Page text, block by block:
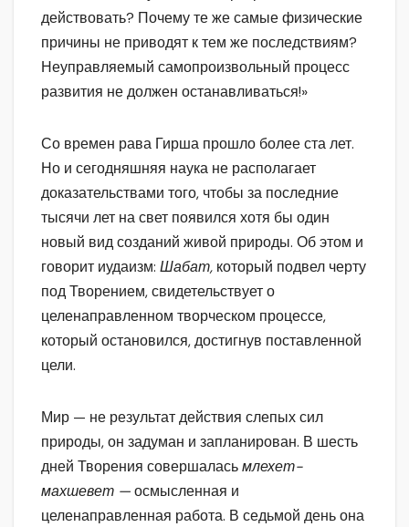
действовать? Почему те же самые физические
причины не приводят к тем же последствиям?
Неуправляемый самопроизвольный процесс
развития не должен останавливаться!»
Со времен рава Гирша прошло более ста лет.
Но и сегодняшняя наука не располагает
доказательствами того, чтобы за последние
тысячи лет на свет появился хотя бы один
новый вид созданий живой природы. Об этом и
говорит иудаизм: Шабат, который подвел черту
под Творением, свидетельствует о
целенаправленном творческом процессе,
который остановился, достигнув поставленной
цели.
Мир — не результат действия слепых сил
природы, он задуман и запланирован. В шесть
дней Творения совершаласьмлехет-
махшевет —осмысленная и
целенаправленная работа. В седьмой день она